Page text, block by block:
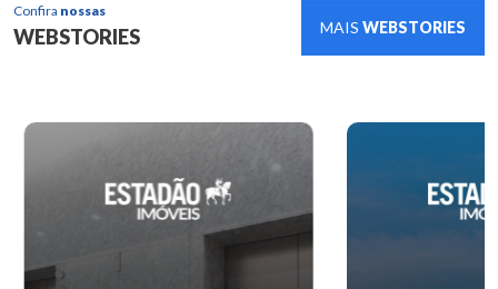
Confira nossas
WEBSTORIES MAIS WEBSTORIES